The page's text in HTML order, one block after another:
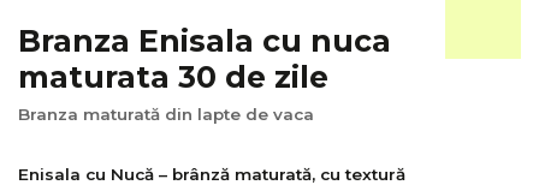
Branza Enisala cu nuca
maturata 30 de zile
Branza maturată din lapte de vaca
Enisala cu Nucă – brânză maturată, cu textură